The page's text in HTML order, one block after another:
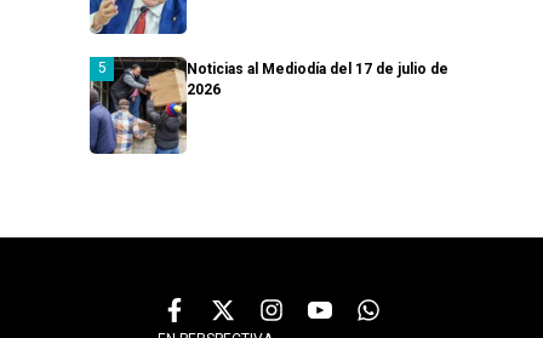
Noticias al Mediodía del 17 de julio de
2026